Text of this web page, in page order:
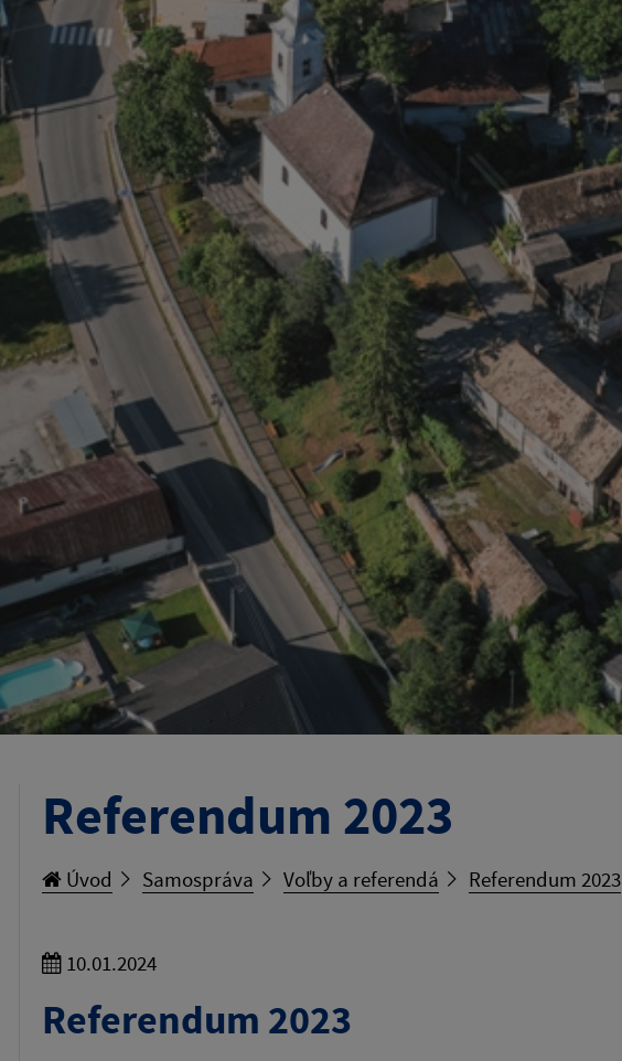
Referendum 2023
Úvod Samospráva Voľby a referendá Referendum 2023
10.01.2024
Referendum 2023